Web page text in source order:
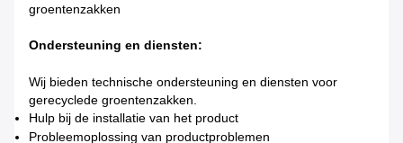
groentenzakken
Ondersteuning en diensten:
Wij bieden technische ondersteuning en diensten voor
gerecyclede groentenzakken.
Hulp bij de installatie van het product
Probleemoplossing van productproblemen